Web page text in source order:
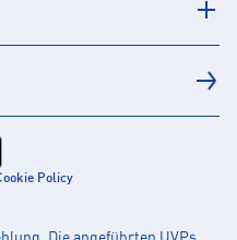
Policy